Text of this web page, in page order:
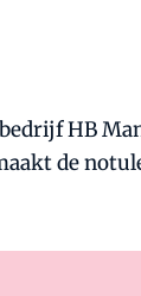
HB
de